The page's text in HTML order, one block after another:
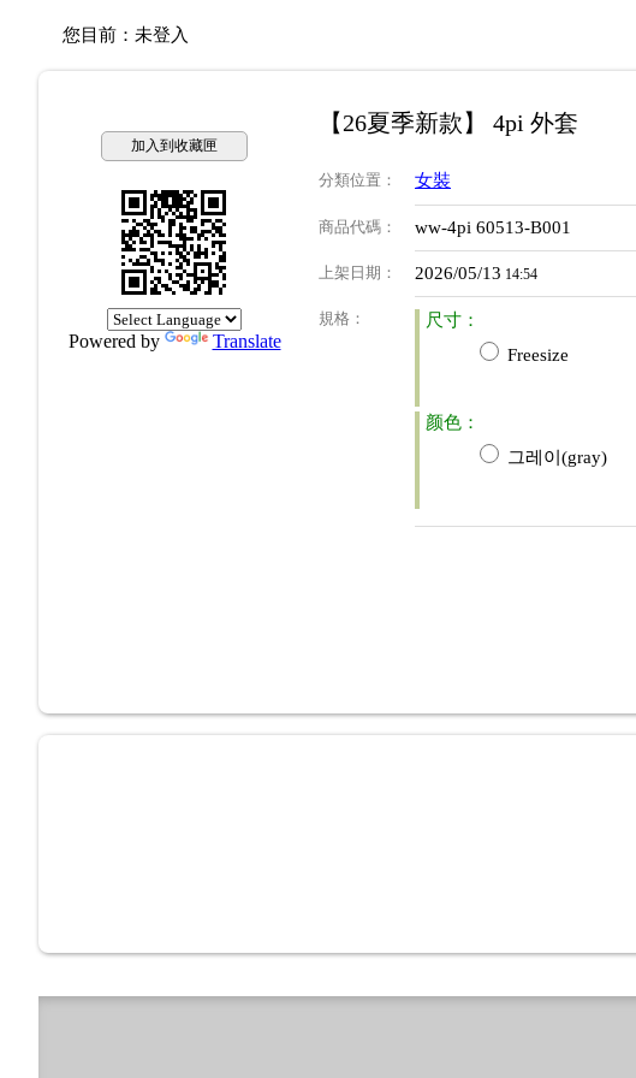
您目前： 未登入
加入到收藏匣
Powered by Translate
【26夏季新款】 4pi 外套
分類位置 ： 女裝
商品代碼 ： ww-4pi 60513-B001
上架日期 ： 2026/05/13 14:54
規格 ：
尺寸：
Freesize
颜色：
그레이(gray)